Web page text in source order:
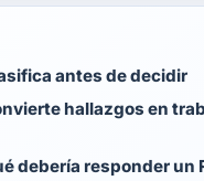
antes de decidir
hallazgos en
debería responder un